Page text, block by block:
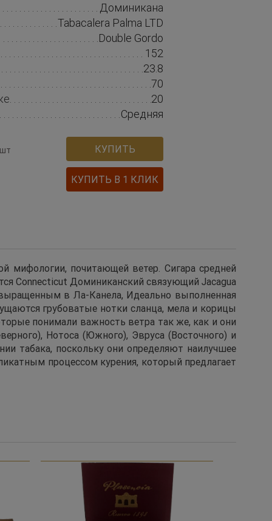
Доминикана
Tabacalera Palma LTD
Double Gordo
152
23.8
70
20
Средняя
КУПИТЬ
КУПИТЬ В 1 КЛИК
мифологии, почитающей ветер. Сигара средней
Connecticut Доминиканский связующий Jacagua
в Ла-Канела, Идеально выполненная
грубоватые нотки сланца, мела и корицы
понимали важность ветра так же, как и они
Нотоса (Южного), Эвруса (Восточного) и
табака, поскольку они определяют наилучшее
процессом курения, который предлагает